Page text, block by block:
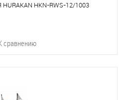
HKN-RWS-12/1003
сравнению